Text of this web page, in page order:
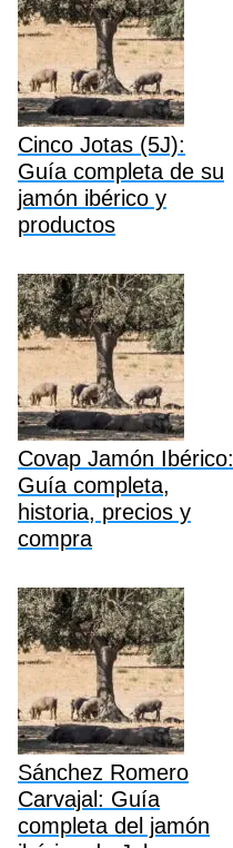
Cinco Jotas (5J):
Guía completa de su
jamón ibérico y
productos
Covap Jamón Ibérico:
Guía completa,
historia, precios y
compra
Sánchez Romero
Carvajal: Guía
completa del jamón